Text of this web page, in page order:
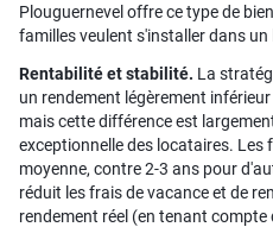
Plouguernevel offre ce type de
familles veulent s'installer dans
Rentabilité et stabilité. La
un rendement légèrement
mais cette différence est
exceptionnelle des locataires. Les
moyenne, contre 2-3 ans pour
réduit les frais de vacance et de
rendement réel (en tenant